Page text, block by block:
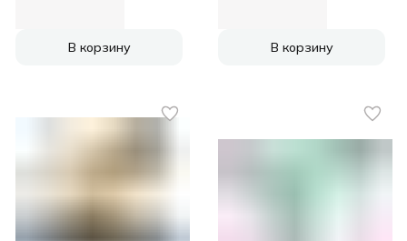
В корзину В корзину